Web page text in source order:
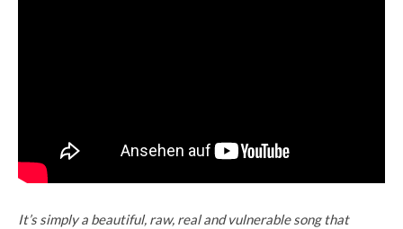
It’s simply a beautiful, raw, real and vulnerable song that